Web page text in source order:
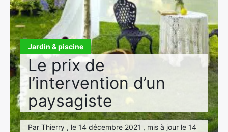
Jardin & piscine
Le prix de
l’intervention d’un
paysagiste
Par Thierry , le 14 décembre 2021 , mis à jour le 14